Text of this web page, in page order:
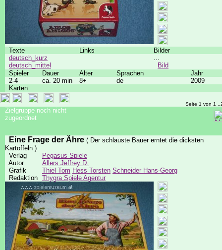
Texte Links
Bilder
deutsch_kurz
deutsch_mittel
...
Bild
Spieler
Dauer Alter Sprachen
Jahr
2-4
ca. 20 min 8+ de
2009
Karten
Seite 1 von 1
Zielgruppe noch nicht
zugeordnet
Eine Frage der Ähre ( Der schlauste Bauer erntet die dicksten
Kartoffeln )
Verlag
Pegasus Spiele
Autor
Allers Jeffrey D.
Grafik
Thiel Tom Hess Torsten Schneider Hans-Georg
Redaktion Thygra Spiele Agentur